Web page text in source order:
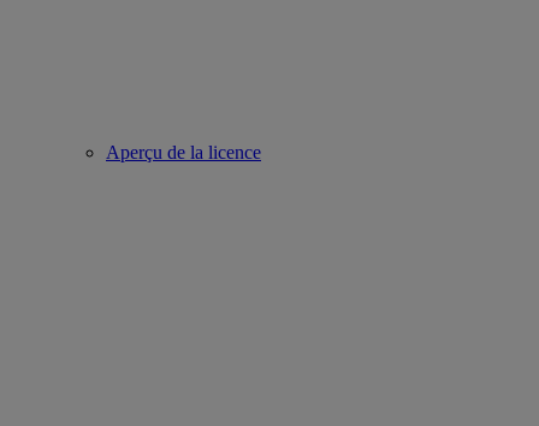
Aperçu de la licence